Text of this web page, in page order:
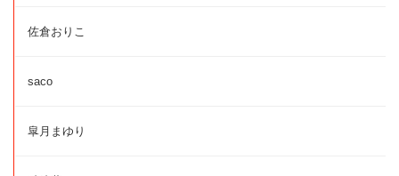
佐倉おりこ
saco
皐月まゆり